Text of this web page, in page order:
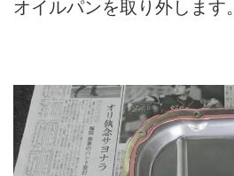
オイルパンを取り外します。